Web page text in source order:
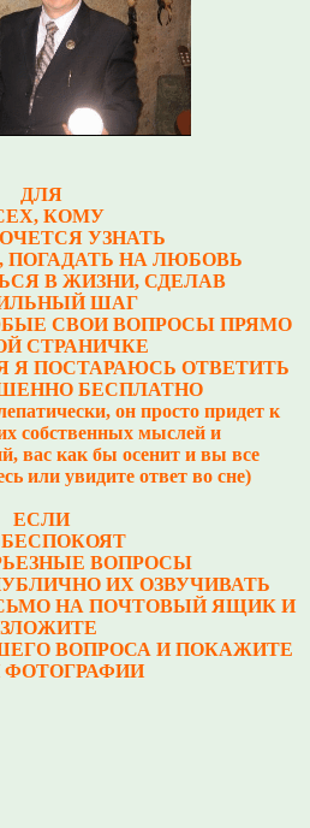
ДЛЯ
КОМУ
УЗНАТЬ
ПОГАДАТЬ НА ЛЮБОВЬ
В ЖИЗНИ, СДЕЛАВ
ШАГ
СВОИ ВОПРОСЫ ПРЯМО
СТРАНИЧКЕ
Я ПОСТАРАЮСЬ ОТВЕТИТЬ
БЕСПЛАТНО
он просто придет к
собственных мыслей и
вас как бы осенит и вы все
или увидите ответ во сне)
ЕСЛИ
ВОПРОСЫ
ИХ ОЗВУЧИВАТЬ
НА ПОЧТОВЫЙ ЯЩИК И
ВОПРОСА И ПОКАЖИТЕ